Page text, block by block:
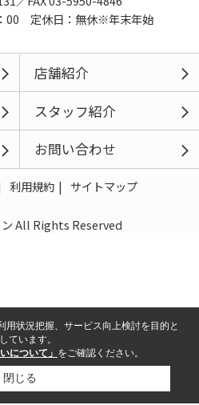
00 定休日：無休※年末年始
店舗紹介
スタッフ紹介
お問い合わせ
利用規約 サイトマップ
ン All Rights Reserved
用状況把握、サービス向上検討を目的と
ています。
について」 をご確認ください。
閉じる